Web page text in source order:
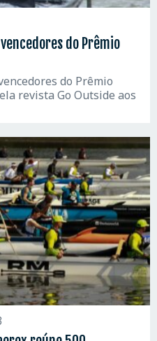
do Prêmio
do Prêmio
revista Go Outside aos